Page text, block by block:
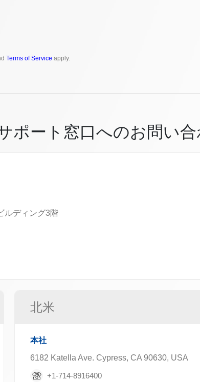
Terms of Service apply.
ポート窓口へのお問い合
ルディング3階
北米
本社
6182 Katella Ave. Cypress, CA 90630, USA
+1-714-8916400